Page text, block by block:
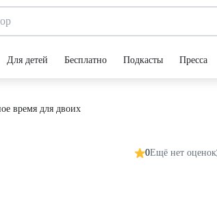
Для детей Бесплатно Подкасты Пресса
время для двоих
0Ещё нет оценок